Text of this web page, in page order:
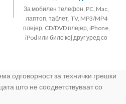
За мобилен телефон, PC, Mac,
лаптоп, таблет, TV, MP3/MP4
плејер, CD/DVD плејер, iPhone,
iPod или било кој друг уред со
основа. Вграден сабвуфер за
длабоки басови. Јасна
одговорност за технички грешки
што не соодветствуваат со